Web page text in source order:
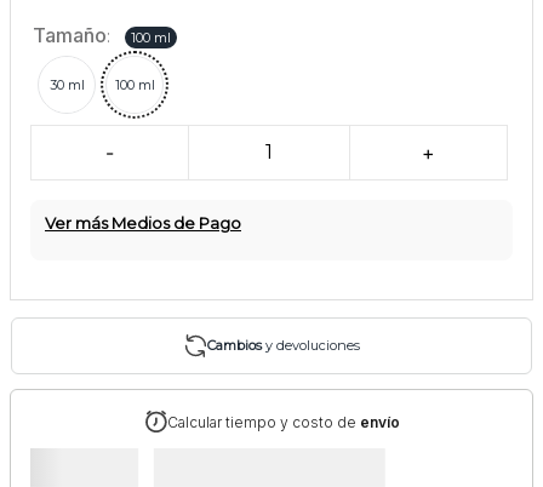
Tamaño: 100 ml
30 ml 100 ml
- 1 +
Ver más Medios de Pago
Cambiosy devoluciones
Calcular tiempo y costo de envío